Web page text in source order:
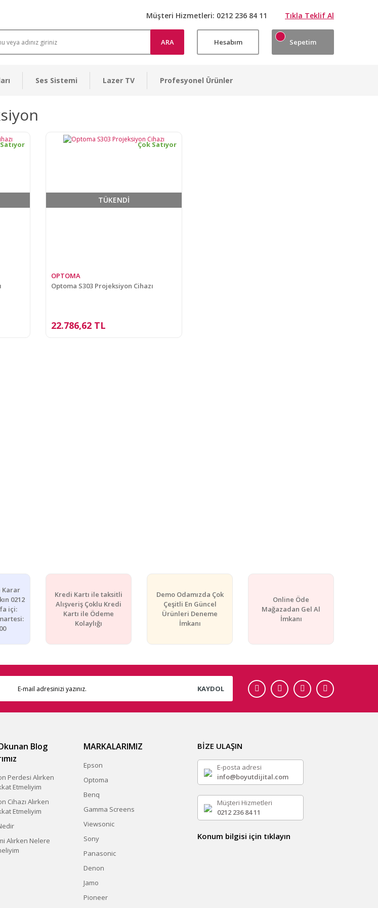
Müşteri Hizmetleri: 0212 236 84 11 Tıkla Teklif Al
ARA Hesabım Sepetim
Ses Sistemi Lazer TV Profesyonel Ürünler
Çok Satıyor
TÜKENDİ
OPTOMA
Optoma S303 Projeksiyon Cihazı
22.786,62 TL
Karar
0212
içi:
Kredi Kartı ile taksitli
Alışveriş Çoklu Kredi
Kartı ile Ödeme
Kolaylığı
Demo Odamızda Çok
Çeşitli En Güncel
Ürünleri Deneme
İmkanı
Online Öde
Mağazadan Gel Al
İmkanı
KAYDOL
Blog
Perdesi Alırken
Etmeliyim
Cihazı Alırken
Etmeliyim
Alırken Nelere
MARKALARIMIZ
Epson
Optoma
Benq
Gamma Screens
Viewsonic
Sony
Panasonic
Denon
Jamo
Pioneer
BİZE ULAŞIN
E-posta adresi
info@boyutdijital.com
Müşteri Hizmetleri
0212 236 84 11
Konum bilgisi için tıklayın